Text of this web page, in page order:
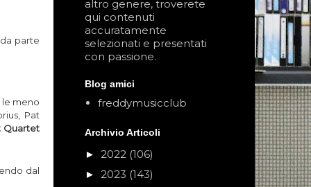
parte
le meno
Pat
Quar­tet
dal
altro genere, troverete
qui contenuti
accuratamente
selezionati e presentati
con passione.
Blog amici
freddymusicclub
Archivio Articoli
► 2022 (106)
► 2023 (143)